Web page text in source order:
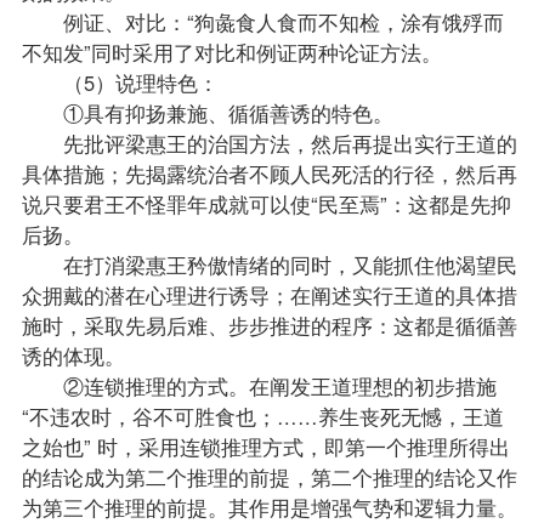
例证、对比：“狗彘食人食而不知检，涂有饿殍而
不知发”同时采用了对比和例证两种论证方法。
（5）说理特色：
①具有抑扬兼施、循循善诱的特色。
先批评梁惠王的治国方法，然后再提出实行王道的
具体措施；先揭露统治者不顾人民死活的行径，然后再
说只要君王不怪罪年成就可以使“民至焉”：这都是先抑
后扬。
在打消梁惠王矜傲情绪的同时，又能抓住他渴望民
众拥戴的潜在心理进行诱导；在阐述实行王道的具体措
施时，采取先易后难、步步推进的程序：这都是循循善
诱的体现。
②连锁推理的方式。在阐发王道理想的初步措施
“不违农时，谷不可胜食也；……养生丧死无憾，王道
之始也” 时，采用连锁推理方式，即第一个推理所得出
的结论成为第二个推理的前提，第二个推理的结论又作
为第三个推理的前提。其作用是增强气势和逻辑力量。